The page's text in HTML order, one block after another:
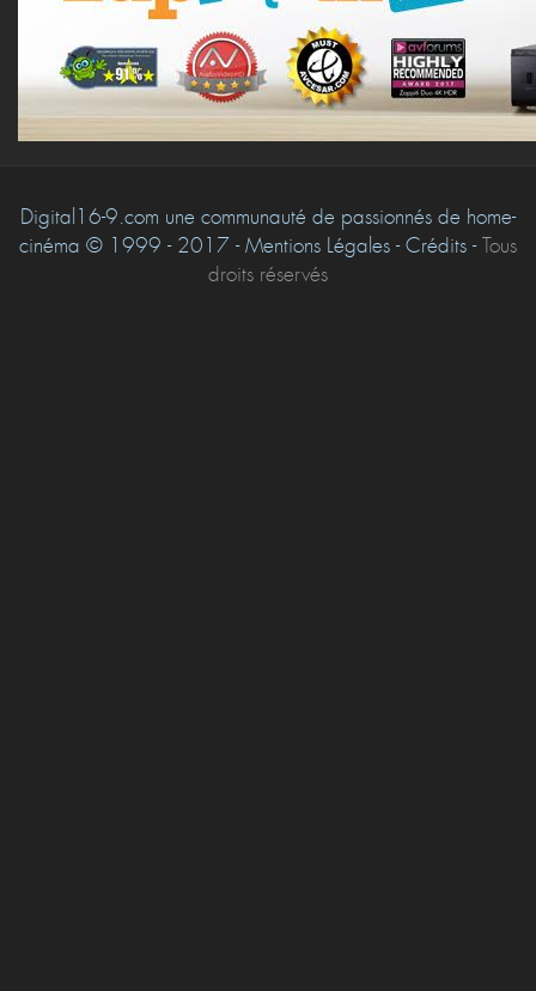
Digital16-9.com une communauté de passionnés de home-
cinéma © 1999 - 2017 - Mentions Légales - Crédits -Tous
droits réservés